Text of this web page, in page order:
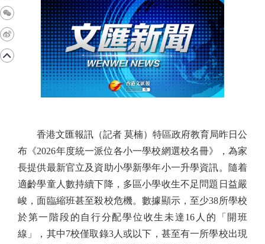
香港文匯報訊（記者 莫楠）特區政府教育局昨日公
布《2026年度統一派位各小一學校網選校名冊》，為家
長提供最新官立及資助小學新學年小一升學資訊。隨着
適齡學童人數持續下降，多區小學收生不足問題日益嚴
峻，面臨縮班甚至殺校危機。數據顯示，至少38所學校
於第一階段的自行分配學位收生未達16人的「開班
線」，其中7校僅取錄3人或以下，甚至有一所學校出現